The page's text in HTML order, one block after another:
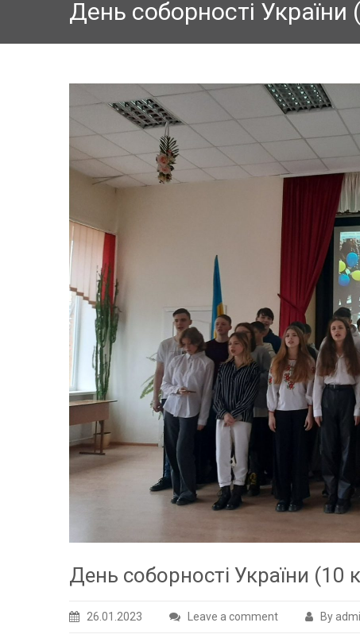
День соборності України
День соборності України (10
26.01.2023 Leave a comment By